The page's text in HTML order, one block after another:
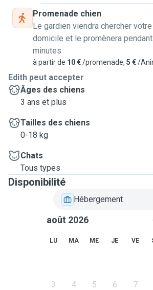
animal est sous traitement.
Hébergement : mon appartement est
jamais les fenêtres ouvertes!
Je peux garder 2 chats en même temps.
Surtout, je m'adapte toujours aux
Promenade chien
Le gardien viendra chercher
domicile et le promènera
minutes
à partir de 10 €/promenade, 5 €/
Edith peut accepter
Âges des chiens
3 ans et plus
Tailles des chiens
0-18 kg
Chats
Tous types
Disponibilité
Hébergement
août 2026
LU MA ME JE VE
3 4 5 6 7